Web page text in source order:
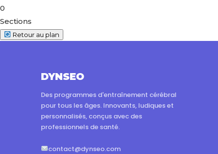
0
Sections
Retour au plan
DYNSEO
Des programmes d'entraînement cérébral
pour tous les âges. Innovants, ludiques et
personnalisés, conçus avec des
professionnels de santé.
contact@dynseo.com